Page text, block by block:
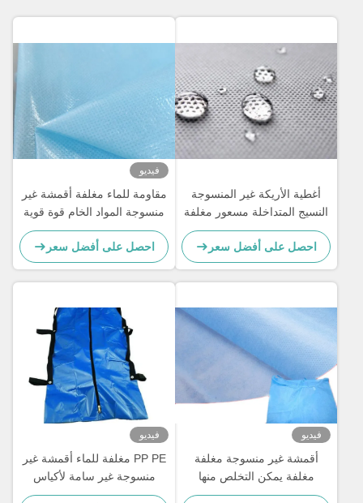
أغطية الأريكة غير المنسوجة
النسيج المتداخلة مسعور مغلفة
/ طلاء غير المنسوجة النسيج
احصل على أفضل سعر
فيديو
مقاومة للماء مغلفة أقمشة غير
منسوجة المواد الخام قوة قوية
للاستخدام الطبي
احصل على أفضل سعر
فيديو
أقمشة غير منسوجة مغلفة
مغلفة يمكن التخلص منها
أقمشة غير منسوجة للاستخدام
فيديو
PP PE مغلفة للماء أقمشة غير
منسوجة غير سامة لأكياس
الجسم